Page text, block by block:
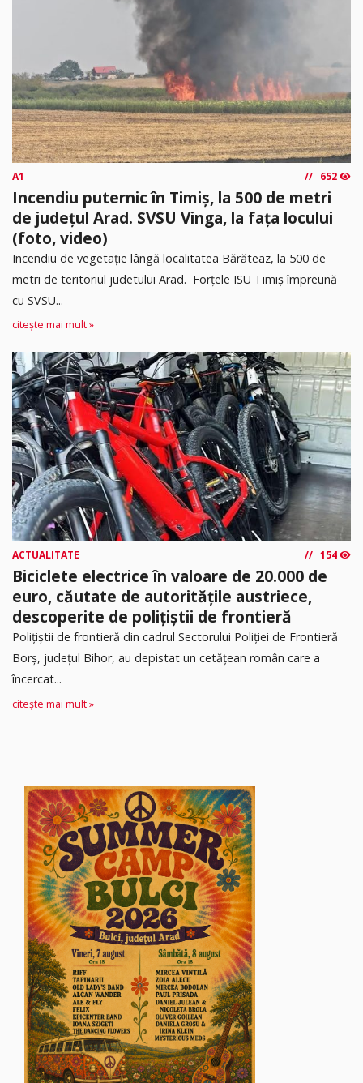
A1 652
Incendiu puternic în Timiș, la 500 de metri
de județul Arad. SVSU Vinga, la fața locului
(foto, video)
Incendiu de vegetație lângă localitatea Bărăteaz, la 500 de
metri de teritoriul judetului Arad. Forțele ISU Timiș împreună
cu SVSU...
citește mai mult »
ACTUALITATE 154
Biciclete electrice în valoare de 20.000 de
euro, căutate de autoritățile austriece,
descoperite de polițiștii de frontieră
Poliţiştii de frontieră din cadrul Sectorului Poliției de Frontieră
Borș, județul Bihor, au depistat un cetățean român care a
încercat...
citește mai mult »